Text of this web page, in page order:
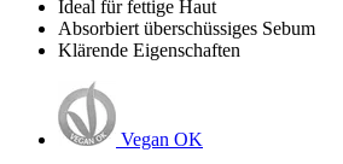
Ideal für fettige Haut
Absorbiert überschüssiges Sebum
Klärende Eigenschaften
Vegan OK